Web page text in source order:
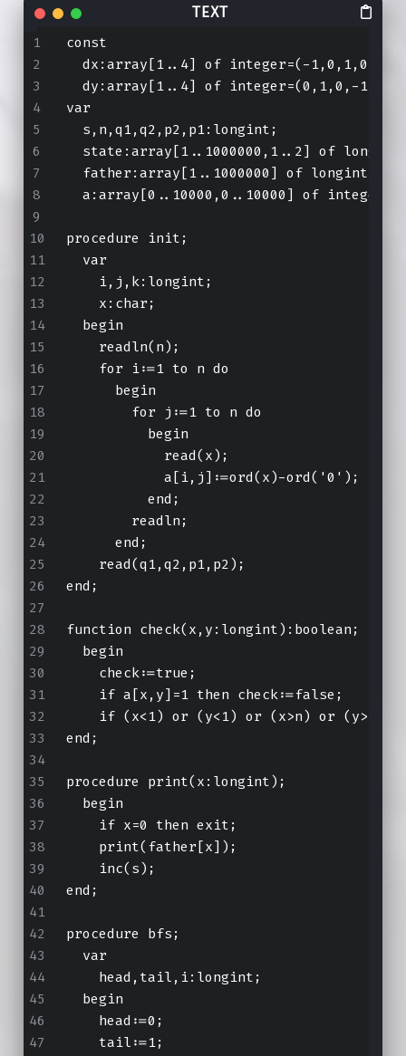
const
  dx:array[1..4] of integer=(-1,0,1,0);
  dy:array[1..4] of integer=(0,1,0,-1);
var
  s,n,q1,q2,p2,p1:longint;
state:array[1..1000000,1..2] of
  father:array[1..1000000] of longint;
  a:array[0..10000,0..10000] of integer;
procedure init;
  var
    i,j,k:longint;
    x:char;
  begin
    readln(n);
    for i:=1 to n do
      begin
        for j:=1 to n do
          begin
            read(x);
            a[i,j]:=ord(x)-ord('0');
          end;
        readln;
      end;
    read(q1,q2,p1,p2);
end;
function check(x,y:longint):boolean;
  begin
    check:=true;
    if a[x,y]=1 then check:=false;
if (x<1) or (y<1) or (x>n) or (y>n)
end;
procedure print(x:longint);
  begin
    if x=0 then exit;
    print(father[x]);
    inc(s);
end;
procedure bfs;
  var
    head,tail,i:longint;
  begin
    head:=0;
    tail:=1;